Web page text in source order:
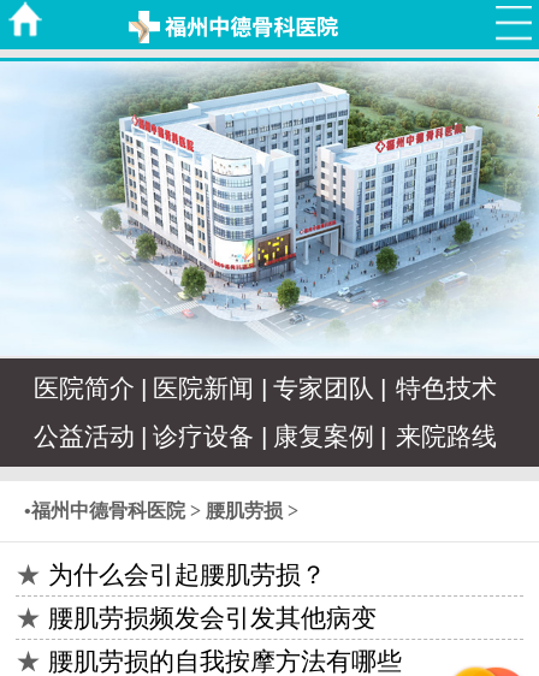
医院简介 | 医院新闻 | 专家团队 | 特色技术
公益活动 | 诊疗设备 | 康复案例 | 来院路线
•福州中德骨科医院> 腰肌劳损 >
★ 为什么会引起腰肌劳损？
★ 腰肌劳损频发会引发其他病变
★ 腰肌劳损的自我按摩方法有哪些